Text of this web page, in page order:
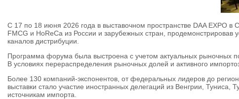
С 17 по 18 июня 2026 года в выставочном пространстве DAA EXPO
FMCG и HoReCa из России и зарубежных стран,
каналов дистрибуции.
Программа форума была выстроена с учетом актуальных рыночных
В условиях перераспределения рыночных долей и активного
Более 130 компаний-экспонентов, от федеральных лидеров до
выставки стало участие иностранных делегаций из Венгрии,
источникам импорта.